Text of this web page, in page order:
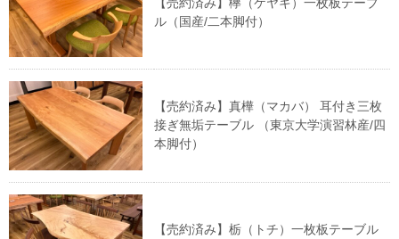
ル（国産/二本脚付）
【売約済み】真樺（マカバ） 耳付き三枚
接ぎ無垢テーブル （東京大学演習林産/四
本脚付）
【売約済み】栃（トチ）一枚板テーブル